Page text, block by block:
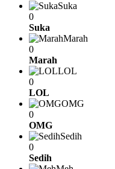
Suka
0
Suka
Marah
0
Marah
LOL
0
LOL
OMG
0
OMG
Sedih
0
Sedih